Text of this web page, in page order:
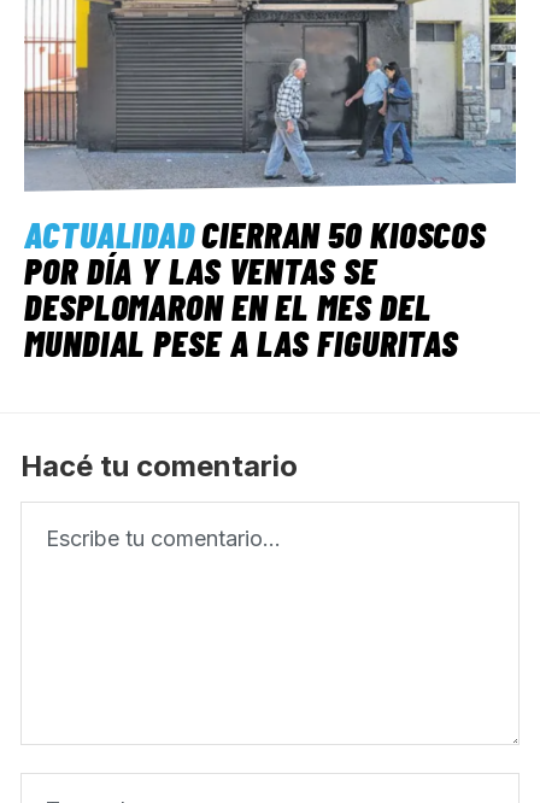
ACTUALIDADCIERRAN 50 KIOSCOS
POR DÍA Y LAS VENTAS SE
DESPLOMARON EN EL MES DEL
MUNDIAL PESE A LAS FIGURITAS
Hacé tu comentario